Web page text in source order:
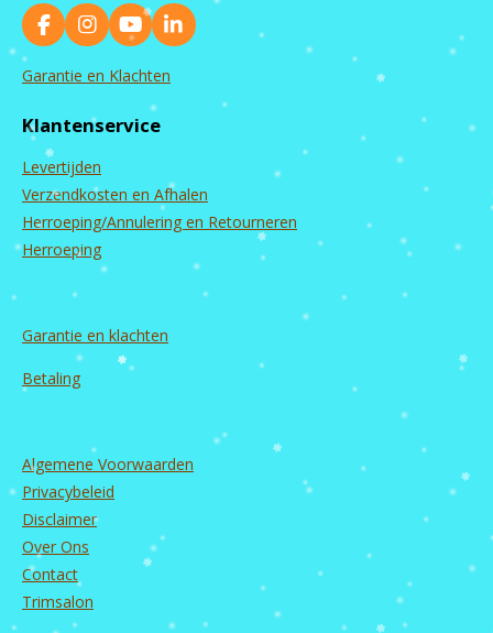
F
a
c
o
o
k
I
n
s
a
g
a
m
Y
o
u
b
L
i
Garantie en Klachten
Klantenservice
Levertijden
Verzendkosten en Afhalen
Herroeping/Annulering en Retourneren
Herroeping
Garantie en klachten
Betaling
Algemene Voorwaarden
Privacybeleid
Disclaimer
Over Ons
Contact
Trimsalon